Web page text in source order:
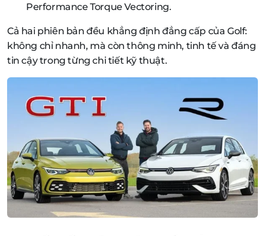
Performance Torque Vectoring.
Cả hai phiên bản đều khẳng định đẳng cấp của Golf:
không chỉ nhanh, mà còn thông minh, tinh tế và đáng
tin cậy trong từng chi tiết kỹ thuật.